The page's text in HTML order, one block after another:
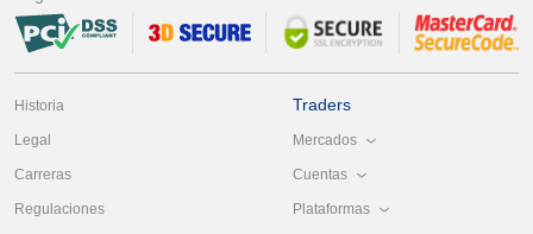
Historia
Legal
Carreras
Regulaciones
Traders
Mercados
Cuentas
Plataformas